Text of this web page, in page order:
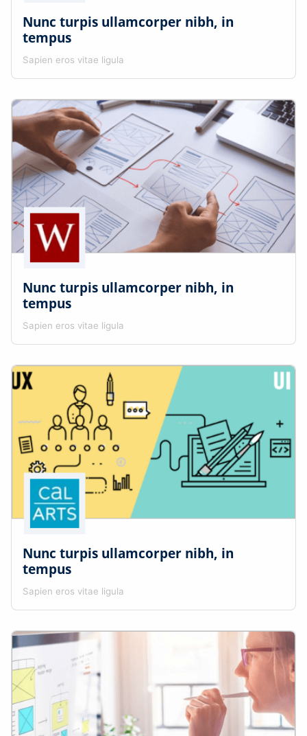
Nunc turpis ullamcorper nibh, in
tempus
Sapien eros vitae ligula
Nunc turpis ullamcorper nibh, in
tempus
Sapien eros vitae ligula
Nunc turpis ullamcorper nibh, in
tempus
Sapien eros vitae ligula